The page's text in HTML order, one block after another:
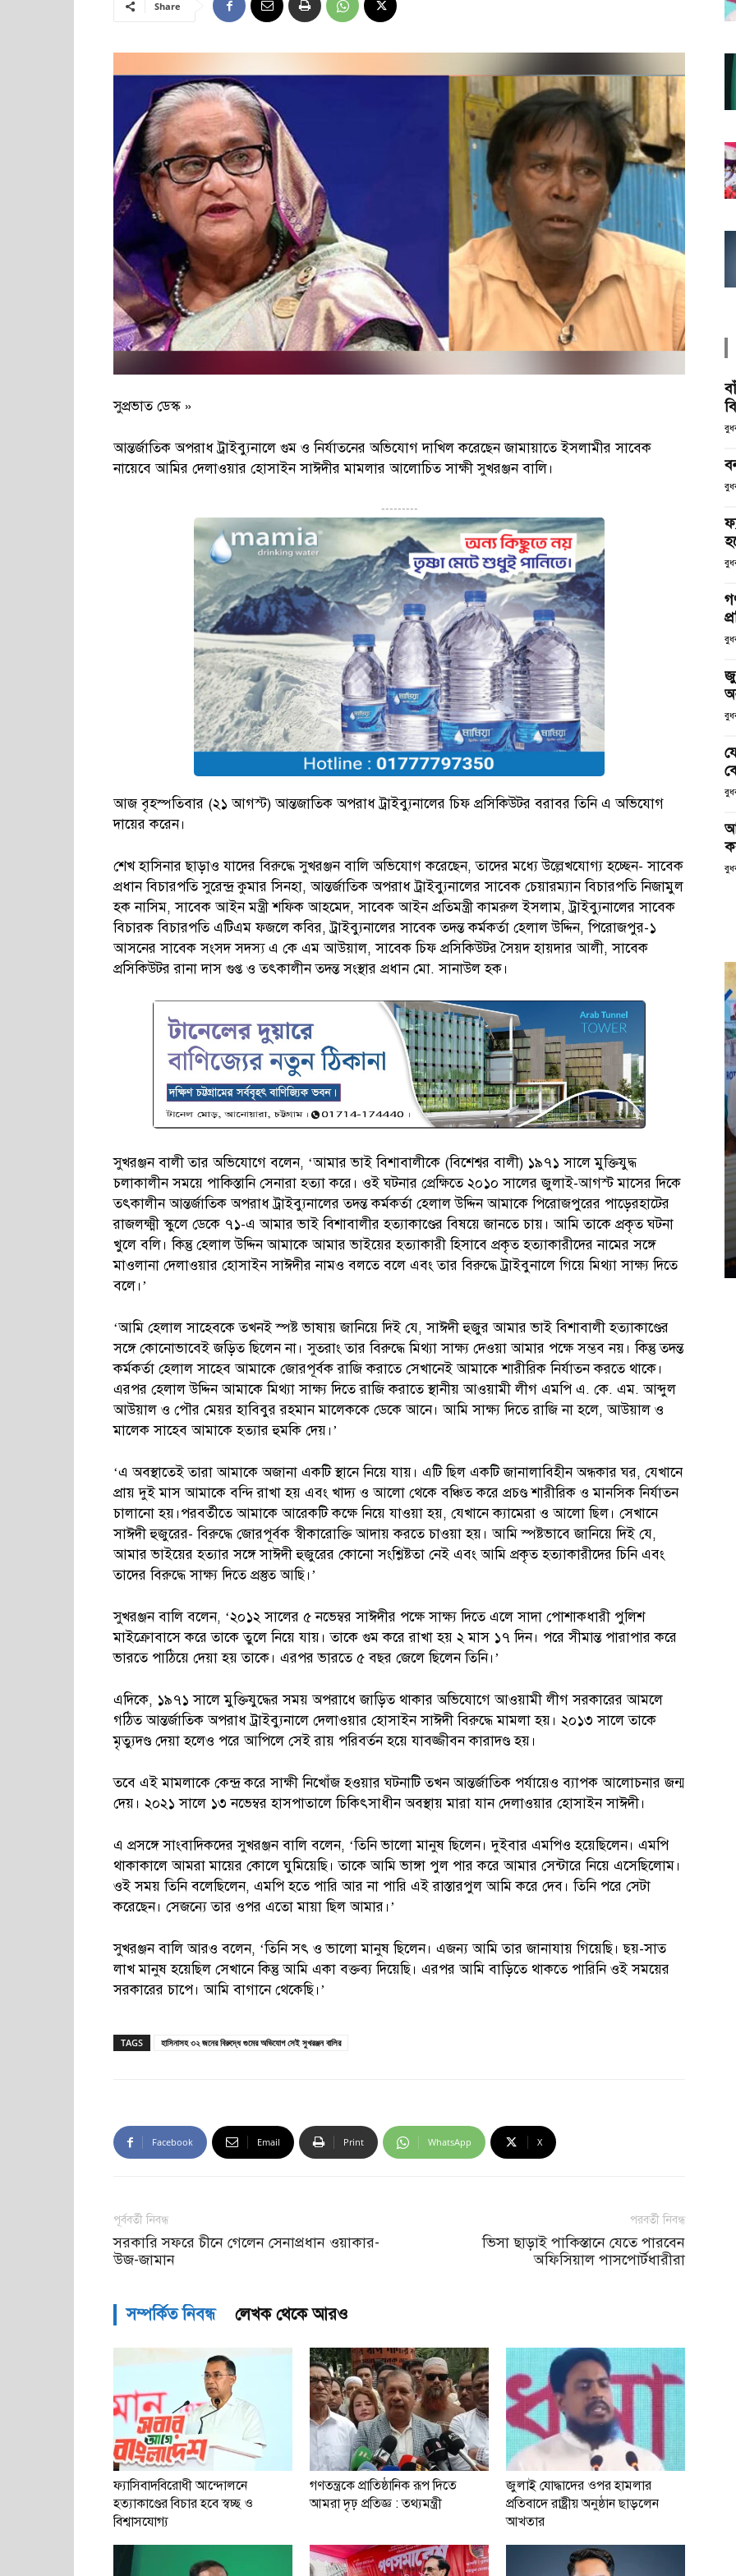
Share
সুপ্রভাত ডেস্ক »
আন্তর্জাতিক অপরাধ ট্রাইব্যুনালে গুম ও নির্যাতনের অভিযোগ দাখিল করেছেন জামায়াতে ইসলামীর সাবেক
নায়েবে আমির দেলাওয়ার হোসাইন সাঈদীর মামলার আলোচিত সাক্ষী সুখরঞ্জন বালি।
---------
আজ বৃহস্পতিবার (২১ আগস্ট) আন্তজাতিক অপরাধ ট্রাইব্যুনালের চিফ প্রসিকিউটর বরাবর তিনি এ অভিযোগ
দায়ের করেন।
শেখ হাসিনার ছাড়াও যাদের বিরুদ্ধে সুখরঞ্জন বালি অভিযোগ করেছেন, তাদের মধ্যে উল্লেখযোগ্য হচ্ছেন- সাবেক
প্রধান বিচারপতি সুরেন্দ্র কুমার সিনহা, আন্তর্জাতিক অপরাধ ট্রাইব্যুনালের সাবেক চেয়ারম্যান বিচারপতি নিজামুল
হক নাসিম, সাবেক আইন মন্ত্রী শফিক আহমেদ, সাবেক আইন প্রতিমন্ত্রী কামরুল ইসলাম, ট্রাইব্যুনালের সাবেক
বিচারক বিচারপতি এটিএম ফজলে কবির, ট্রাইব্যুনালের সাবেক তদন্ত কর্মকর্তা হেলাল উদ্দিন, পিরোজপুর-১
আসনের সাবেক সংসদ সদস্য এ কে এম আউয়াল, সাবেক চিফ প্রসিকিউটর সৈয়দ হায়দার আলী, সাবেক
প্রসিকিউটর রানা দাস গুপ্ত ও তৎকালীন তদন্ত সংস্থার প্রধান মো. সানাউল হক।
সুখরঞ্জন বালী তার অভিযোগে বলেন, ‘আমার ভাই বিশাবালীকে (বিশেশ্বর বালী) ১৯৭১ সালে মুক্তিযুদ্ধ
চলাকালীন সময়ে পাকিস্তানি সেনারা হত্যা করে। ওই ঘটনার প্রেক্ষিতে ২০১০ সালের জুলাই-আগস্ট মাসের দিকে
তৎকালীন আন্তর্জাতিক অপরাধ ট্রাইব্যুনালের তদন্ত কর্মকর্তা হেলাল উদ্দিন আমাকে পিরোজপুরের পাড়েরহাটের
রাজলক্ষ্মী স্কুলে ডেকে ৭১-এ আমার ভাই বিশাবালীর হত্যাকাণ্ডের বিষয়ে জানতে চায়। আমি তাকে প্রকৃত ঘটনা
খুলে বলি। কিন্তু হেলাল উদ্দিন আমাকে আমার ভাইয়ের হত্যাকারী হিসাবে প্রকৃত হত্যাকারীদের নামের সঙ্গে
মাওলানা দেলাওয়ার হোসাইন সাঈদীর নামও বলতে বলে এবং তার বিরুদ্ধে ট্রাইবুনালে গিয়ে মিথ্যা সাক্ষ্য দিতে
বলে।’
‘আমি হেলাল সাহেবকে তখনই স্পষ্ট ভাষায় জানিয়ে দিই যে, সাঈদী হুজুর আমার ভাই বিশাবালী হত্যাকাণ্ডের
সঙ্গে কোনোভাবেই জড়িত ছিলেন না। সুতরাং তার বিরুদ্ধে মিথ্যা সাক্ষ্য দেওয়া আমার পক্ষে সম্ভব নয়। কিন্তু তদন্ত
কর্মকর্তা হেলাল সাহেব আমাকে জোরপূর্বক রাজি করাতে সেখানেই আমাকে শারীরিক নির্যাতন করতে থাকে।
এরপর হেলাল উদ্দিন আমাকে মিথ্যা সাক্ষ্য দিতে রাজি করাতে স্থানীয় আওয়ামী লীগ এমপি এ. কে. এম. আব্দুল
আউয়াল ও পৌর মেয়র হাবিবুর রহমান মালেককে ডেকে আনে। আমি সাক্ষ্য দিতে রাজি না হলে, আউয়াল ও
মালেক সাহেব আমাকে হত্যার হুমকি দেয়।’
‘এ অবস্থাতেই তারা আমাকে অজানা একটি স্থানে নিয়ে যায়। এটি ছিল একটি জানালাবিহীন অন্ধকার ঘর, যেখানে
প্রায় দুই মাস আমাকে বন্দি রাখা হয় এবং খাদ্য ও আলো থেকে বঞ্চিত করে প্রচণ্ড শারীরিক ও মানসিক নির্যাতন
চালানো হয়।পরবর্তীতে আমাকে আরেকটি কক্ষে নিয়ে যাওয়া হয়, যেখানে ক্যামেরা ও আলো ছিল। সেখানে
সাঈদী হুজুরের- বিরুদ্ধে জোরপূর্বক স্বীকারোক্তি আদায় করতে চাওয়া হয়। আমি স্পষ্টভাবে জানিয়ে দিই যে,
আমার ভাইয়ের হত্যার সঙ্গে সাঈদী হুজুরের কোনো সংশ্লিষ্টতা নেই এবং আমি প্রকৃত হত্যাকারীদের চিনি এবং
তাদের বিরুদ্ধে সাক্ষ্য দিতে প্রস্তুত আছি।’
সুখরঞ্জন বালি বলেন, ‘২০১২ সালের ৫ নভেম্বর সাঈদীর পক্ষে সাক্ষ্য দিতে এলে সাদা পোশাকধারী পুলিশ
মাইক্রোবাসে করে তাকে তুলে নিয়ে যায়। তাকে গুম করে রাখা হয় ২ মাস ১৭ দিন। পরে সীমান্ত পারাপার করে
ভারতে পাঠিয়ে দেয়া হয় তাকে। এরপর ভারতে ৫ বছর জেলে ছিলেন তিনি।’
এদিকে, ১৯৭১ সালে মুক্তিযুদ্ধের সময় অপরাধে জাড়িত থাকার অভিযোগে আওয়ামী লীগ সরকারের আমলে
গঠিত আন্তর্জাতিক অপরাধ ট্রাইব্যুনালে দেলাওয়ার হোসাইন সাঈদী বিরুদ্ধে মামলা হয়। ২০১৩ সালে তাকে
মৃত্যুদণ্ড দেয়া হলেও পরে আপিলে সেই রায় পরিবর্তন হয়ে যাবজ্জীবন কারাদণ্ড হয়।
তবে এই মামলাকে কেন্দ্র করে সাক্ষী নিখোঁজ হওয়ার ঘটনাটি তখন আন্তর্জাতিক পর্যায়েও ব্যাপক আলোচনার জন্ম
দেয়। ২০২১ সালে ১৩ নভেম্বর হাসপাতালে চিকিৎসাধীন অবস্থায় মারা যান দেলাওয়ার হোসাইন সাঈদী।
এ প্রসঙ্গে সাংবাদিকদের সুখরঞ্জন বালি বলেন, ‘তিনি ভালো মানুষ ছিলেন। দুইবার এমপিও হয়েছিলেন। এমপি
থাকাকালে আমরা মায়ের কোলে ঘুমিয়েছি। তাকে আমি ভাঙ্গা পুল পার করে আমার সেন্টারে নিয়ে এসেছিলোম।
ওই সময় তিনি বলেছিলেন, এমপি হতে পারি আর না পারি এই রাস্তারপুল আমি করে দেব। তিনি পরে সেটা
করেছেন। সেজন্যে তার ওপর এতো মায়া ছিল আমার।’
সুখরঞ্জন বালি আরও বলেন, ‘তিনি সৎ ও ভালো মানুষ ছিলেন। এজন্য আমি তার জানাযায় গিয়েছি। ছয়-সাত
লাখ মানুষ হয়েছিল সেখানে কিন্তু আমি একা বক্তব্য দিয়েছি। এরপর আমি বাড়িতে থাকতে পারিনি ওই সময়ের
সরকারের চাপে। আমি বাগানে থেকেছি।’
TAGS হাসিনাসহ ৩২ জনের বিরুদ্ধে গুমের অভিযোগ সেই সুখরঞ্জন বালির
Facebook Email Print WhatsApp X
পূর্ববর্তী নিবন্ধ
সরকারি সফরে চীনে গেলেন সেনাপ্রধান ওয়াকার-
উজ-জামান
পরবর্তী নিবন্ধ
ভিসা ছাড়াই পাকিস্তানে যেতে পারবেন
অফিসিয়াল পাসপোর্টধারীরা
সম্পর্কিত নিবন্ধ লেখক থেকে আরও
ফ্যাসিবাদবিরোধী আন্দোলনে
হত্যাকাণ্ডের বিচার হবে স্বচ্ছ ও
বিশ্বাসযোগ্য
গণতন্ত্রকে প্রাতিষ্ঠানিক রূপ দিতে
আমরা দৃঢ় প্রতিজ্ঞ : তথ্যমন্ত্রী
জুলাই যোদ্ধাদের ওপর হামলার
প্রতিবাদে রাষ্ট্রীয় অনুষ্ঠান ছাড়লেন
আখতার